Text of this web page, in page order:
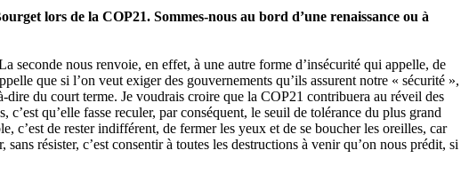
lors de la COP21. Sommes-nous au bord d’une renaissance ou à
seconde nous renvoie, en effet, à une autre forme d’insécurité qui appelle, de
que si l’on veut exiger des gouvernements qu’ils assurent notre « sécurité »,
dire du court terme. Je voudrais croire que la COP21 contribuera au réveil des
qu’elle fasse reculer, par conséquent, le seuil de tolérance du plus grand
c’est de rester indifférent, de fermer les yeux et de se boucher les oreilles, car
résister, c’est consentir à toutes les destructions à venir qu’on nous prédit, si